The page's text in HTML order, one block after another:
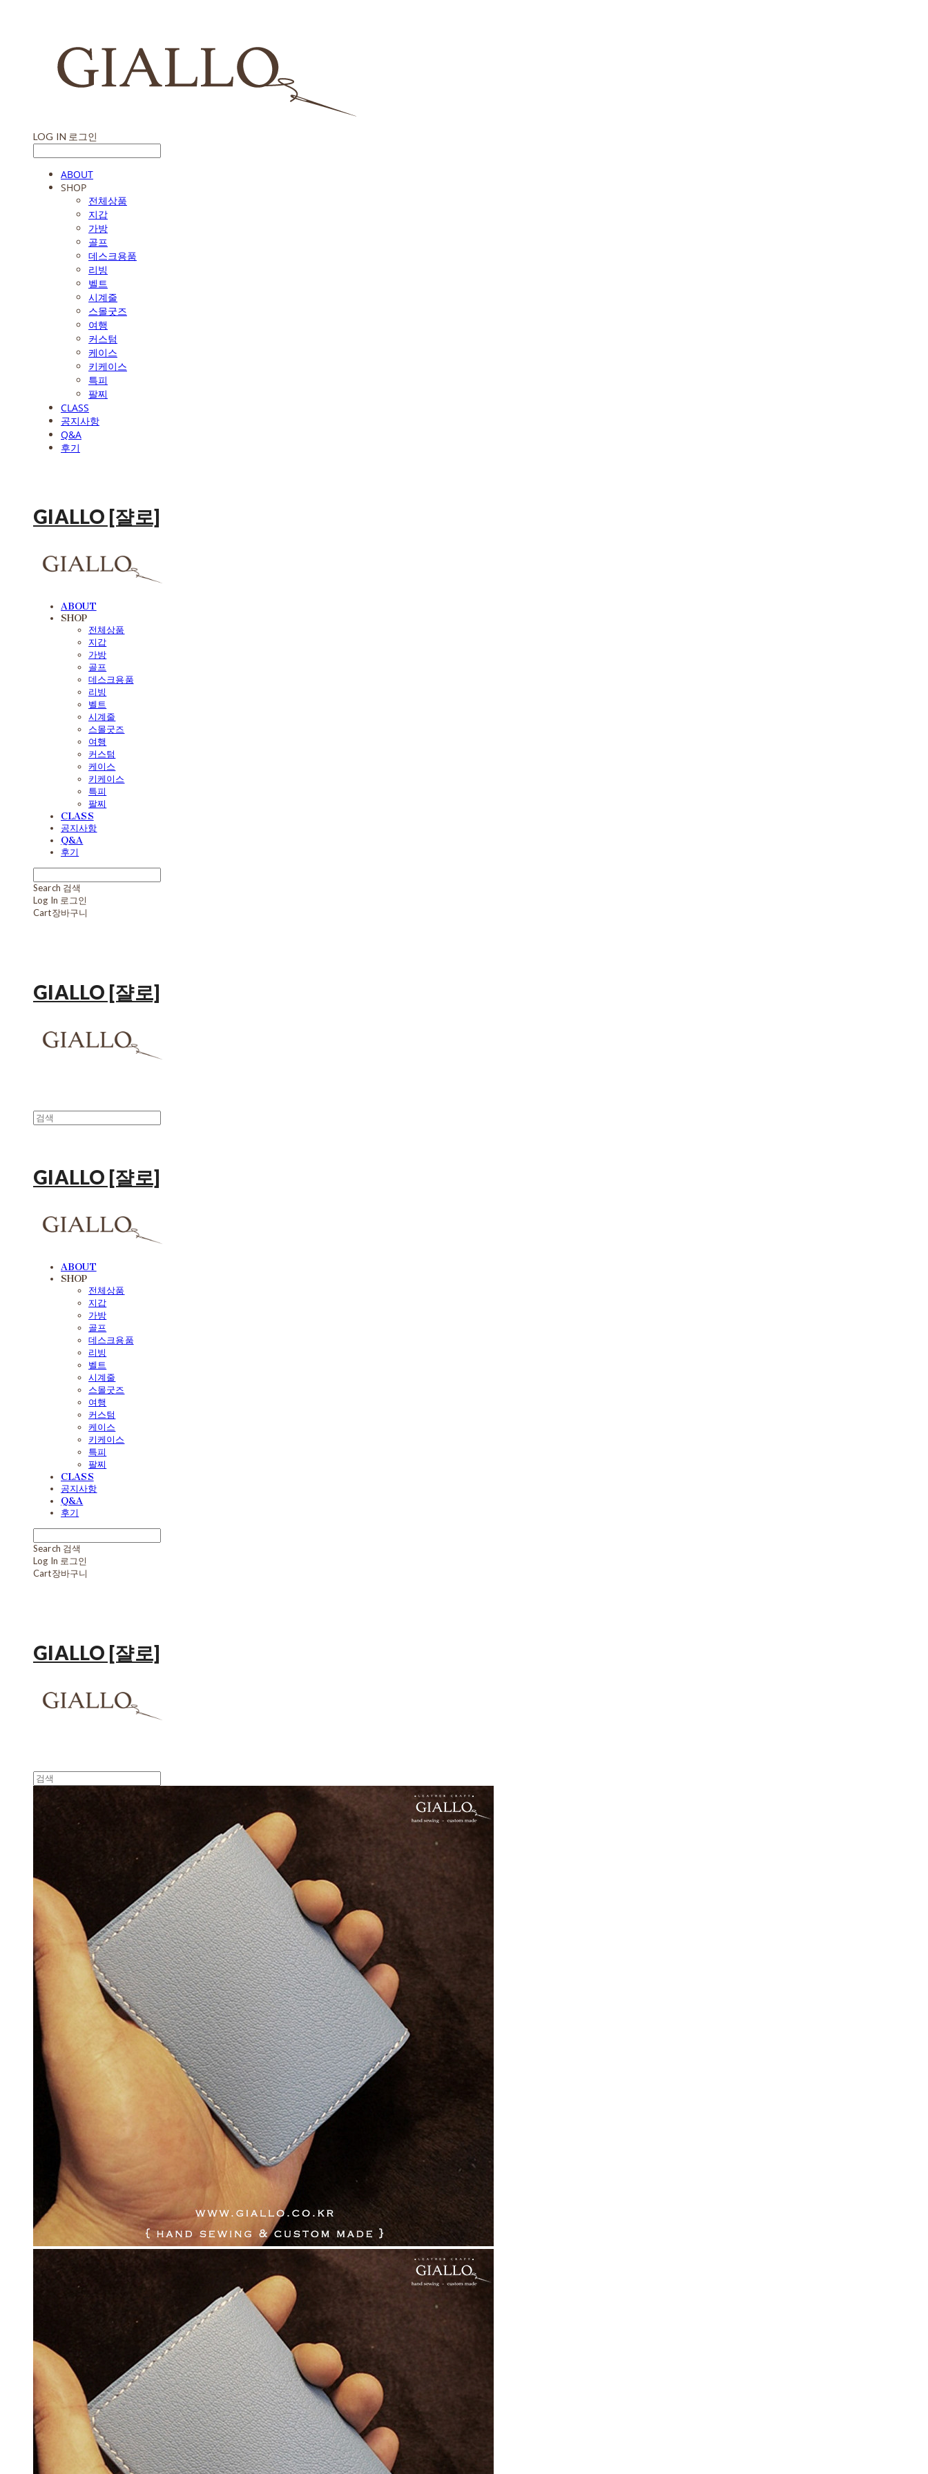
LOG IN 로그인
ABOUT
SHOP
전체상품
지갑
가방
골프
데스크용품
리빙
벨트
시계줄
스몰굿즈
여행
커스텀
케이스
키케이스
특피
팔찌
CLASS
공지사항
Q&A
후기
GIALLO [쟐로]
ABOUT
SHOP
전체상품
지갑
가방
골프
데스크용품
리빙
벨트
시계줄
스몰굿즈
여행
커스텀
케이스
키케이스
특피
팔찌
CLASS
공지사항
Q&A
후기
Search 검색
Log In 로그인
Cart장바구니
GIALLO [쟐로]
GIALLO [쟐로]
ABOUT
SHOP
전체상품
지갑
가방
골프
데스크용품
리빙
벨트
시계줄
스몰굿즈
여행
커스텀
케이스
키케이스
특피
팔찌
CLASS
공지사항
Q&A
후기
Search 검색
Log In 로그인
Cart장바구니
GIALLO [쟐로]